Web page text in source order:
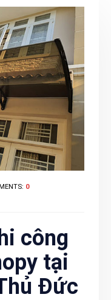
0
công
tại
Đức